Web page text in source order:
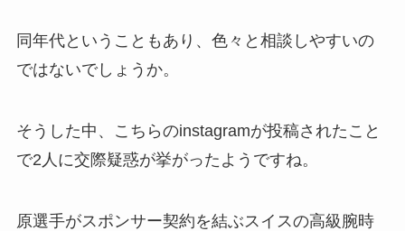
同年代ということもあり、色々と相談しやすいの
ではないでしょうか。
そうした中、こちらのinstagramが投稿されたこと
で2人に交際疑惑が挙がったようですね。
原選手がスポンサー契約を結ぶスイスの高級腕時